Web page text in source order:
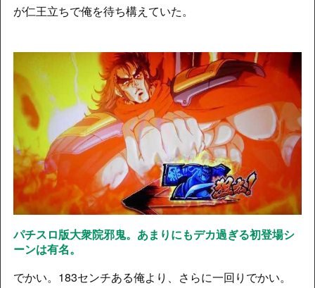
が仁王立ちで俺を待ち構えていた。
パチスロ版大衆院邪鬼。あまりにもデカ過ぎる初登場シ
ーンは有名。
でかい。183センチある俺より、さらに一回りでかい。